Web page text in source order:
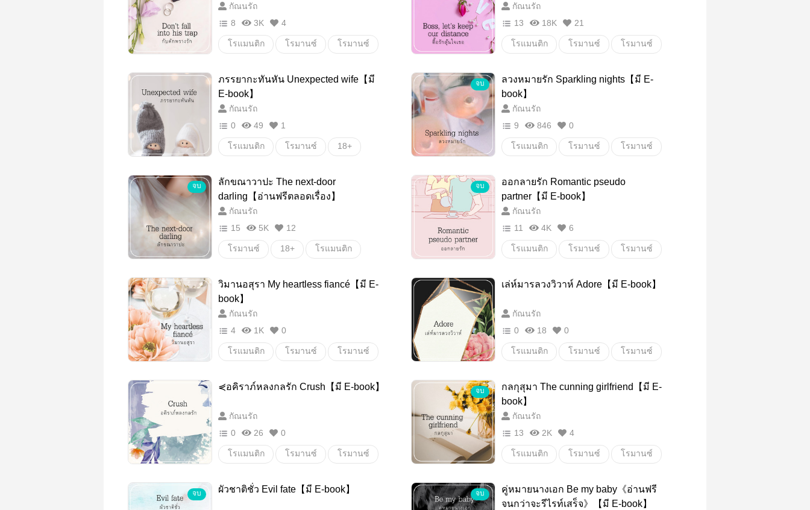
E-book】
กัณนรัถ
8
3K 4
โรแมนติก โรมานซ์ โรมานซ์
โรแมนติก
กัณนรัถ
13
18K 21
โรแมนติก โรมานซ์ โรมานซ์
โรแมนติก
ภรรยากะทันหัน Unexpected wife【มี
E-book】
กัณนรัถ
0
49 1
โรแมนติก โรมานซ์ 18+
โรแมนติก แอบรัก
จบ
ลวงหมายรัก Sparkling nights【มี E-
book】
กัณนรัถ
9
846 0
โรแมนติก โรมานซ์ โรมานซ์
onenightstand
จบ
ลักขณาวาปะ The next-door
darling【อ่านฟรีตลอดเรื่อง】
กัณนรัถ
15
5K 12
โรมานซ์ 18+ โรแมนติก
นิยายโรมานซ์
จบ
ออกลายรัก Romantic pseudo
partner【มี E-book】
กัณนรัถ
11
4K 6
โรแมนติก โรมานซ์ โรมานซ์
วิมานอสุรา My heartless fiancé【มี E-
book】
กัณนรัถ
4
1K 0
โรแมนติก โรมานซ์ โรมานซ์
เล่ห์มารลวงวิวาห์ Adore【มี E-book】
กัณนรัถ
0
18 0
โรแมนติก โรมานซ์ โรมานซ์
โรแมนติก
⋞อคิราภ์หลงกลรัก Crush【มี E-book】
กัณนรัถ
0
26 0
โรแมนติก โรมานซ์ โรมานซ์
จบ
กลกุสุมา The cunning girlfriend【มี E-
book】
กัณนรัถ
13
2K 4
โรแมนติก โรมานซ์ โรมานซ์
โรแมนติก
จบ ผัวชาติชั่ว Evil fate【มี E-book】 จบ
คู่หมายนางเอก Be my baby《อ่านฟรี
จนกว่าจะรีไรท์เสร็จ》【มี E-book】